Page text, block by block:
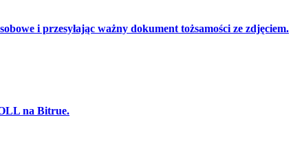
i przesyłając ważny dokument tożsamości ze zdjęciem.
na Bitrue.